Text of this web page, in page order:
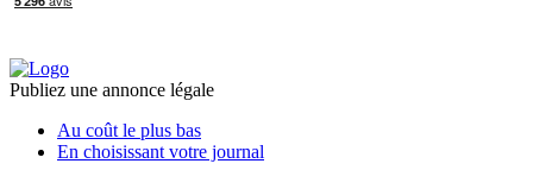
Publiez une annonce légale
Au coût le plus bas
En choisissant votre journal